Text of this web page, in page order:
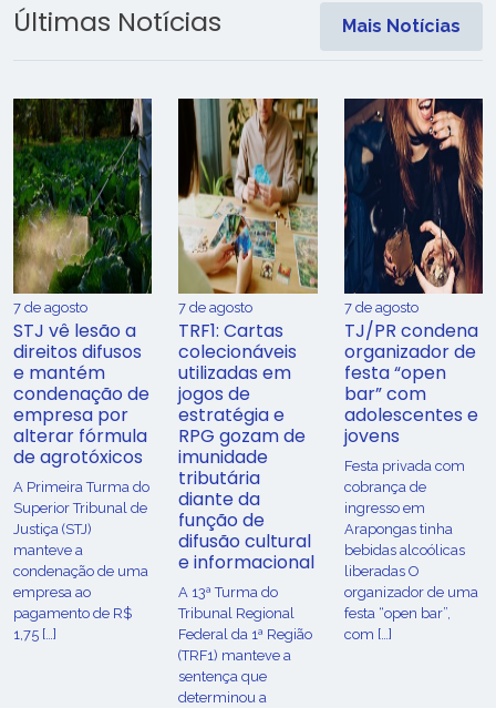
Últimas Notícias Mais Notícias
7 de agosto
STJ vê lesão a
direitos difusos
e mantém
condenação de
empresa por
alterar fórmula
de agrotóxicos
​A Primeira Turma do
Superior Tribunal de
Justiça (STJ)
manteve a
condenação de uma
empresa ao
pagamento de R$
1,75 […]
7 de agosto
TRF1: Cartas
colecionáveis
utilizadas em
jogos de
estratégia e
RPG gozam de
imunidade
tributária
diante da
função de
difusão cultural
e informacional
A 13ª Turma do
Tribunal Regional
Federal da 1ª Região
(TRF1) manteve a
sentença que
determinou a
7 de agosto
TJ/PR condena
organizador de
festa “open
bar” com
adolescentes e
jovens
Festa privada com
cobrança de
ingresso em
Arapongas tinha
bebidas alcoólicas
liberadas O
organizador de uma
festa “open bar”,
com […]